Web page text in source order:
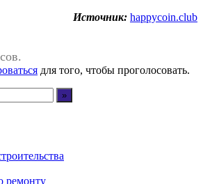
Источник: happycoin.club
для того, чтобы проголосовать.
ремонту